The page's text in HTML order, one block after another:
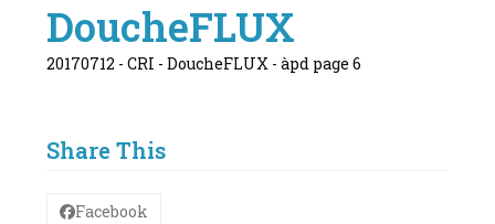
DoucheFLUX
20170712 - CRI - DoucheFLUX - àpd page 6
Share This
Facebook